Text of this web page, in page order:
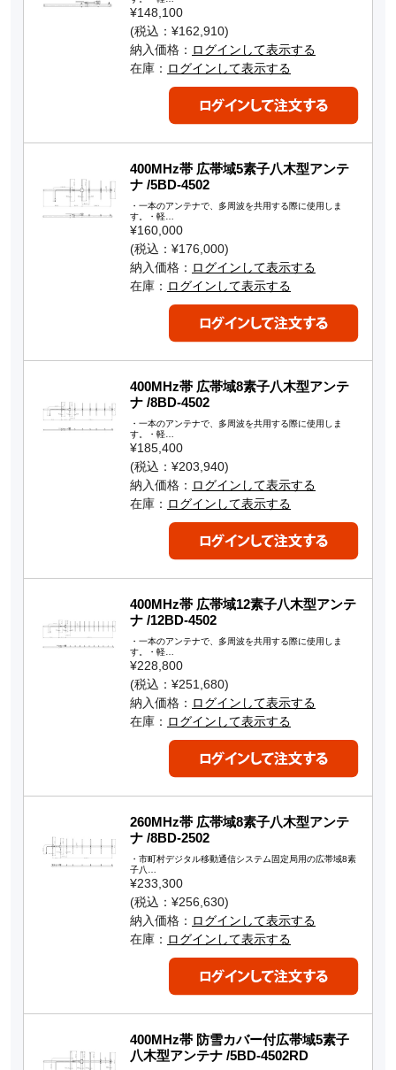
¥148,100
(税込：¥162,910)
納入価格： ログインして表示する
在庫： ログインして表示する
400MHz帯 広帯域5素子八木型アンテ
ナ /5BD-4502
・一本のアンテナで、多周波を共用する際に使用しま
す。・軽…
¥160,000
(税込：¥176,000)
納入価格： ログインして表示する
在庫： ログインして表示する
400MHz帯 広帯域8素子八木型アンテ
ナ /8BD-4502
・一本のアンテナで、多周波を共用する際に使用しま
す。・軽…
¥185,400
(税込：¥203,940)
納入価格： ログインして表示する
在庫： ログインして表示する
400MHz帯 広帯域12素子八木型アンテ
ナ /12BD-4502
・一本のアンテナで、多周波を共用する際に使用しま
す。・軽…
¥228,800
(税込：¥251,680)
納入価格： ログインして表示する
在庫： ログインして表示する
260MHz帯 広帯域8素子八木型アンテ
ナ /8BD-2502
・市町村デジタル移動通信システム固定局用の広帯域8素
子八…
¥233,300
(税込：¥256,630)
納入価格： ログインして表示する
在庫： ログインして表示する
400MHz帯 防雪カバー付広帯域5素子
八木型アンテナ /5BD-4502RD